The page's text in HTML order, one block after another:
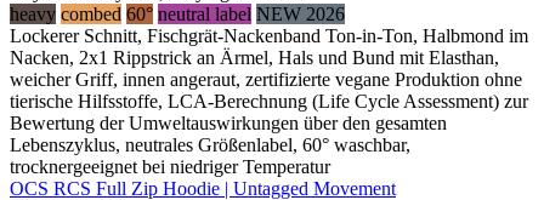
heavy combed 60° neutral label NEW 2026
Lockerer Schnitt, Fischgrät-Nackenband Ton-in-Ton, Halbmond im
Nacken, 2x1 Rippstrick an Ärmel, Hals und Bund mit Elasthan,
weicher Griff, innen angeraut, zertifizierte vegane Produktion ohne
tierische Hilfsstoffe, LCA-Berechnung (Life Cycle Assessment) zur
Bewertung der Umweltauswirkungen über den gesamten
Lebenszyklus, neutrales Größenlabel, 60° waschbar,
trocknergeeignet bei niedriger Temperatur
OCS RCS Full Zip Hoodie | Untagged Movement